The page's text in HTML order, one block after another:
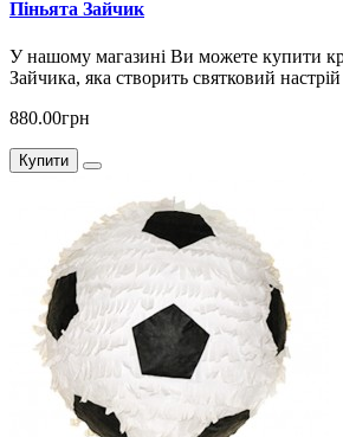
Піньята Зайчик
У нашому магазині Ви можете купити
Зайчика, яка створить святковий
880.00грн
Купити